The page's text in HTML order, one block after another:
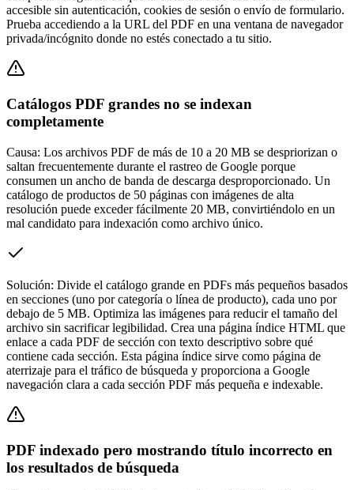
accesible sin autenticación, cookies de sesión o envío de formulario.
Prueba accediendo a la URL del PDF en una ventana de navegador
privada/incógnito donde no estés conectado a tu sitio.
Catálogos PDF grandes no se indexan
completamente
Causa: Los archivos PDF de más de 10 a 20 MB se despriorizan o
saltan frecuentemente durante el rastreo de Google porque
consumen un ancho de banda de descarga desproporcionado. Un
catálogo de productos de 50 páginas con imágenes de alta
resolución puede exceder fácilmente 20 MB, convirtiéndolo en un
mal candidato para indexación como archivo único.
Solución: Divide el catálogo grande en PDFs más pequeños basados
en secciones (uno por categoría o línea de producto), cada uno por
debajo de 5 MB. Optimiza las imágenes para reducir el tamaño del
archivo sin sacrificar legibilidad. Crea una página índice HTML que
enlace a cada PDF de sección con texto descriptivo sobre qué
contiene cada sección. Esta página índice sirve como página de
aterrizaje para el tráfico de búsqueda y proporciona a Google
navegación clara a cada sección PDF más pequeña e indexable.
PDF indexado pero mostrando título incorrecto en
los resultados de búsqueda